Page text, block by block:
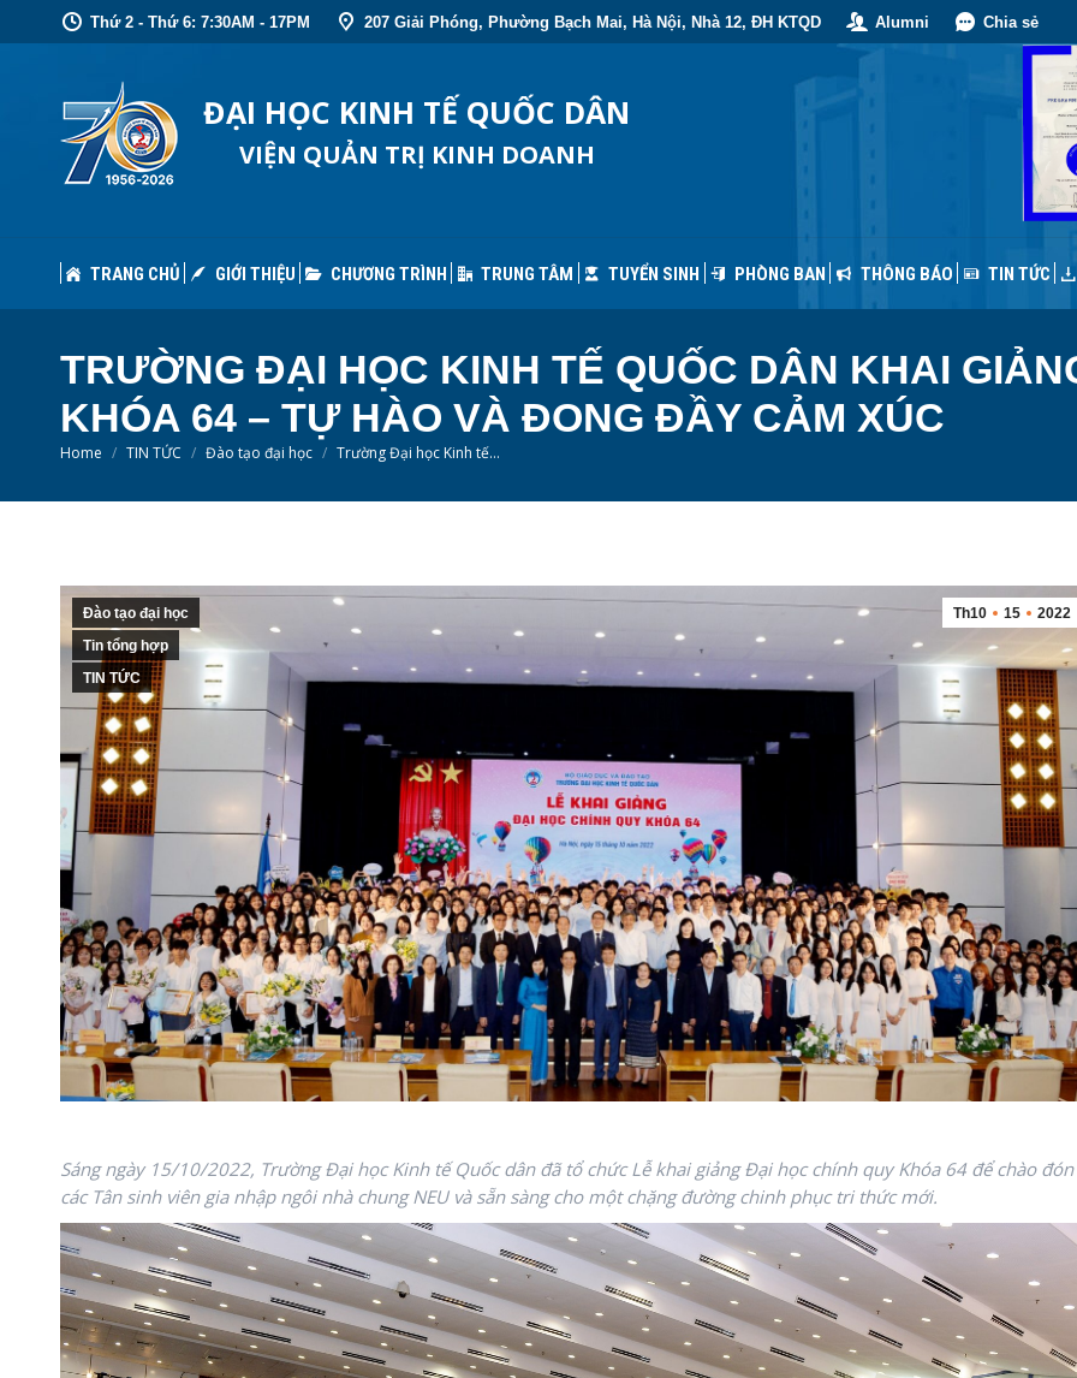
Thứ 2 - Thứ 6: 7:30AM - 17PM 207 Giải Phóng, Phường Bạch Mai, Hà Nội, Nhà 12, ĐH KTQD Alumni Chia sẻ
ĐẠI HỌC KINH TẾ QUỐC DÂN
VIỆN QUẢN TRỊ KINH DOANH
TRANG CHỦ GIỚI THIỆU CHƯƠNG TRÌNH TRUNG TÂM TUYỂN SINH PHÒNG BAN THÔNG BÁO TIN TỨC
TRƯỜNG ĐẠI HỌC KINH TẾ QUỐC DÂN KHAI
KHÓA 64 – TỰ HÀO VÀ ĐONG ĐẦY CẢM XÚC
You are here:
Home TIN TỨC Đào tạo đại học Trường Đại học Kinh tế…
Th10 15 2022
Đào tạo đại học
Tin tổng hợp
TIN TỨC
Sáng ngày 15/10/2022, Trường Đại học Kinh tế Quốc dân đã tổ chức Lễ khai giảng Đại học chính quy Khóa 64 để chào đón
các Tân sinh viên gia nhập ngôi nhà chung NEU và sẵn sàng cho một chặng đường chinh phục tri thức mới.
CHƯƠNG TRÌNH TRUNG TÂM TUYỂN SINH PHÒNG BAN THÔNG BÁO